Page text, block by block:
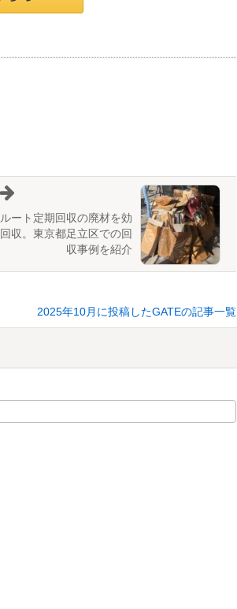
ート定期回収の廃材を効
収。東京都足立区での回
収事例を紹介
2025年10月に投稿したGATEの記事一覧